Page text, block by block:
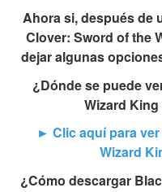
Ahora si, después de
Clover: Sword of the
dejar algunas
¿Dónde se puede
Wizard
► Clic aquí para
Wizard
¿Cómo descargar